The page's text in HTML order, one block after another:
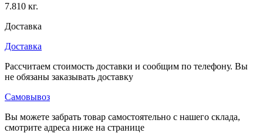
7.810 кг.
Доставка
Доставка
Рассчитаем стоимость доставки и сообщим по телефону. Вы
не обязаны заказывать доставку
Самовывоз
Вы можете забрать товар самостоятельно с нашего склада,
смотрите адреса ниже на странице